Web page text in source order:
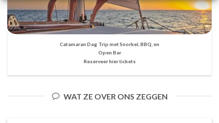
Catamaran Dag Trip met Snorkel, BBQ, en
Open Bar
Reserveer hier tickets
WAT ZE OVER ONS ZEGGEN